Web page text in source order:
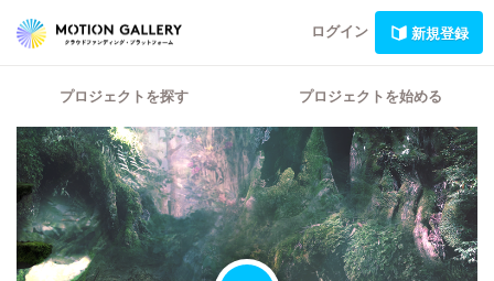
ログイン 新規登録
プロジェクトを探す プロジェクトを始める